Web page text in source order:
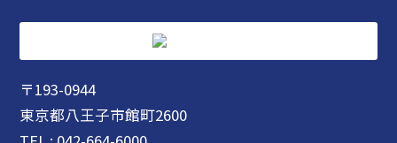
〒193-0944
東京都八王子市館町2600